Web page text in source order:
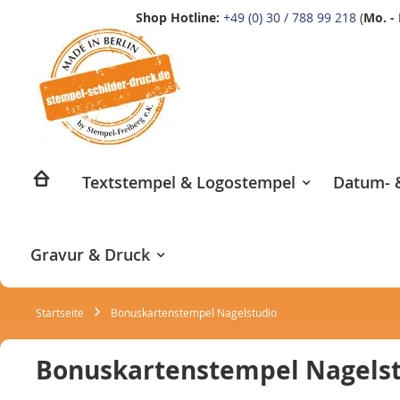
Shop Hotline: +49 (0) 30 / 788 99 218 (Mo. -
springen
Textstempel & Logostempel Datum-
Gravur & Druck
Startseite Bonuskartenstempel Nagelstudio
Bonuskartenstempel